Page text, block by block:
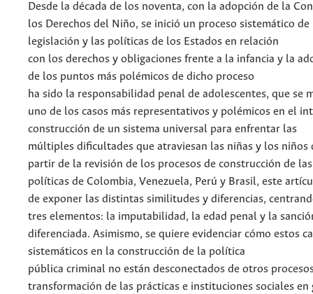
Desde la década de los noventa, con la adopción de la
los Derechos del Niño, se inició un proceso sistemático
legislación y las políticas de los Estados en relación
con los derechos y obligaciones frente a la infancia y la
de los puntos más polémicos de dicho proceso
ha sido la responsabilidad penal de adolescentes, que se
uno de los casos más representativos y polémicos en el
construcción de un sistema universal para enfrentar las
múltiples dificultades que atraviesan las niñas y los niños
partir de la revisión de los procesos de construcción de las
políticas de Colombia, Venezuela, Perú y Brasil, este
de exponer las distintas similitudes y diferencias,
tres elementos: la imputabilidad, la edad penal y la
diferenciada. Asimismo, se quiere evidenciar cómo estos
sistemáticos en la construcción de la política
pública criminal no están desconectados de otros
transformación de las prácticas e instituciones sociales en